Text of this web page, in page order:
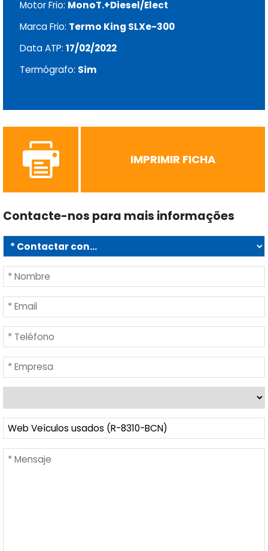
Motor Frio: MonoT.+Diesel/Elect
Marca Frio: Termo King SLXe-300
Data ATP: 17/02/2022
Termógrafo: Sim
IMPRIMIR FICHA
Contacte-nos para mais informações